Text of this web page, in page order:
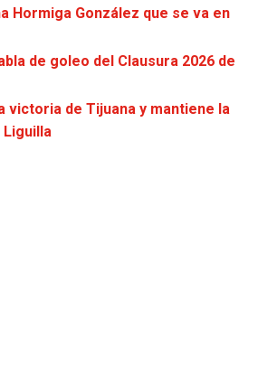
Hormiga González que se va en
de goleo del Clausura 2026 de
victoria de Tijuana y mantiene la
Liguilla